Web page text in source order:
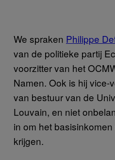
We spraken Philippe
van de politieke partij
voorzitter van het
Namen. Ook is hij vice-
van bestuur van de
Louvain, en niet
in om het
krijgen.